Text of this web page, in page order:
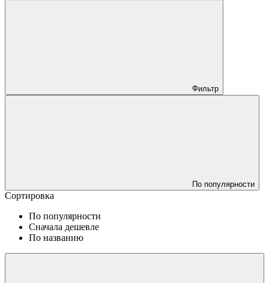
Фильтр
По популярности
Сортировка
По популярности
Сначала дешевле
По названию